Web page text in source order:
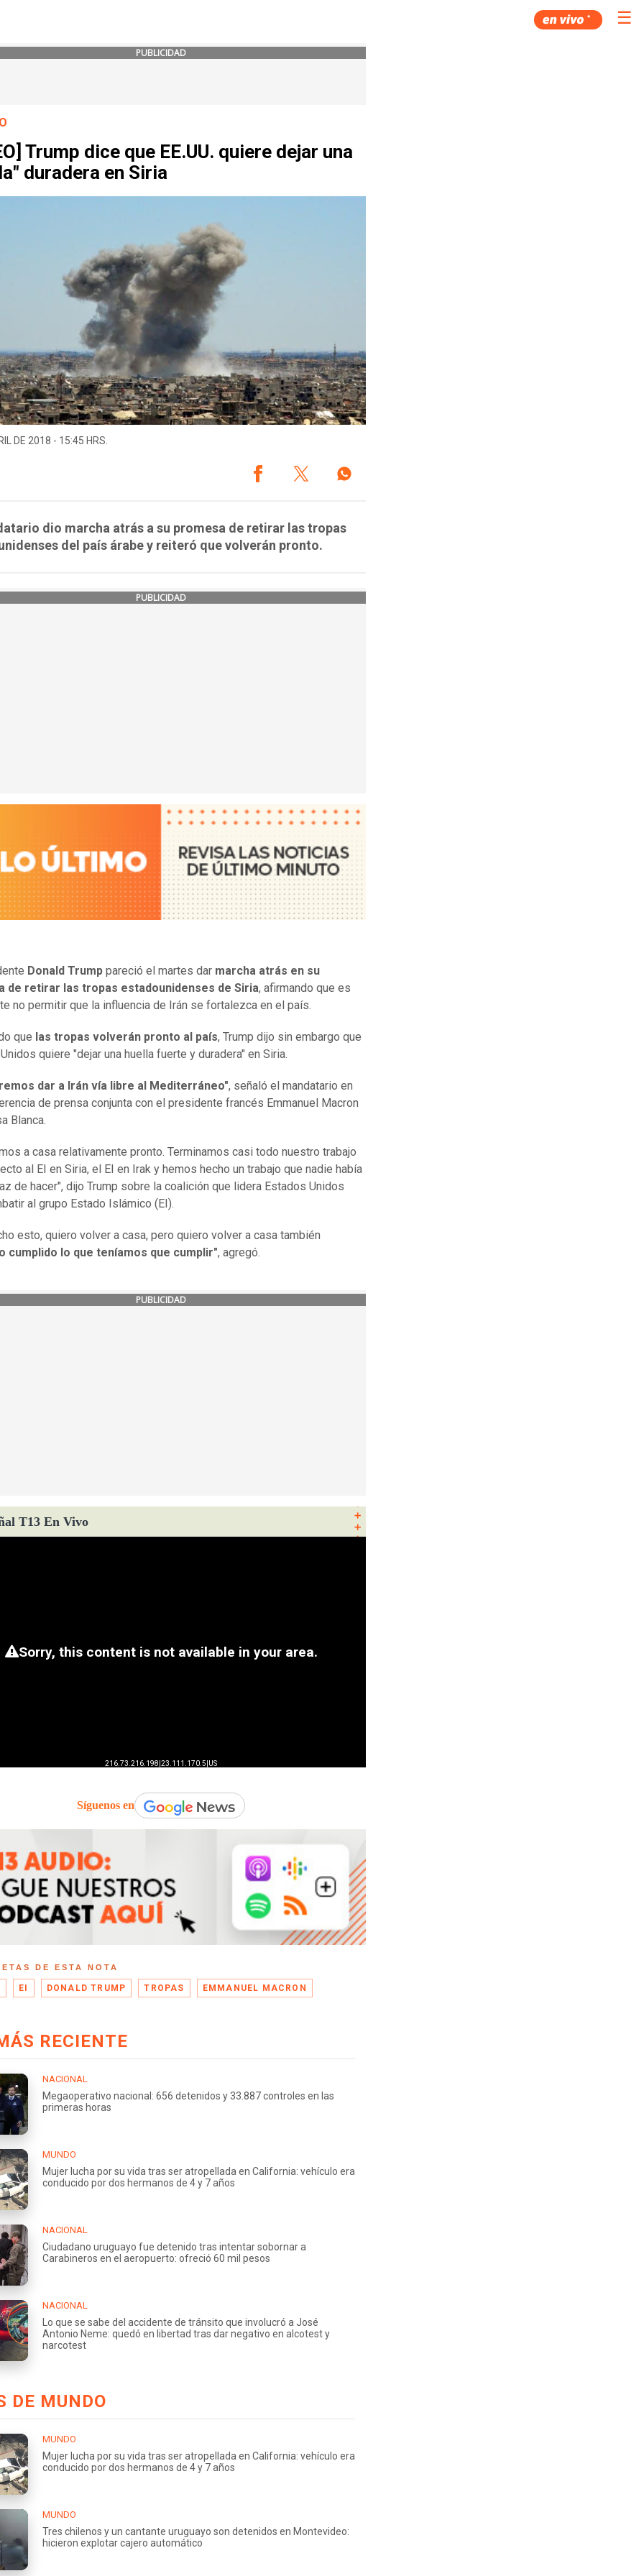
☰
PUBLICIDAD
Trump dice que EE.UU. quiere dejar una
duradera en Siria
DE 2018 - 15:45 HRS.
dio marcha atrás a su promesa de retirar las tropas
del país árabe y reiteró que volverán pronto.
PUBLICIDAD
Donald Trump pareció el martes dar marcha atrás en su
de retirar las tropas estadounidenses de Siria, afirmando que es
no permitir que la influencia de Irán se fortalezca en el país.
que las tropas volverán pronto al país, Trump dijo sin embargo que
quiere "dejar una huella fuerte y duradera" en Siria.
dar a Irán vía libre al Mediterráneo", señaló el mandatario en
de prensa conjunta con el presidente francés Emmanuel Macron
Blanca.
a casa relativamente pronto. Terminamos casi todo nuestro trabajo
al EI en Siria, el EI en Irak y hemos hecho un trabajo que nadie había
de hacer", dijo Trump sobre la coalición que lidera Estados Unidos
al grupo Estado Islámico (EI).
esto, quiero volver a casa, pero quiero volver a casa también
cumplido lo que teníamos que cumplir", agregó.
PUBLICIDAD
T13 En Vivo
Síguenos en
DE ESTA NOTA
EI DONALD TRUMP TROPAS EMMANUEL MACRON
RECIENTE
NACIONAL
Megaoperativo nacional: 656 detenidos y 33.887 controles en las
primeras horas
MUNDO
Mujer lucha por su vida tras ser atropellada en California: vehículo era
conducido por dos hermanos de 4 y 7 años
NACIONAL
Ciudadano uruguayo fue detenido tras intentar sobornar a
Carabineros en el aeropuerto: ofreció 60 mil pesos
NACIONAL
Lo que se sabe del accidente de tránsito que involucró a José
Antonio Neme: quedó en libertad tras dar negativo en alcotest y
narcotest
DE MUNDO
MUNDO
Mujer lucha por su vida tras ser atropellada en California: vehículo era
conducido por dos hermanos de 4 y 7 años
MUNDO
Tres chilenos y un cantante uruguayo son detenidos en Montevideo:
hicieron explotar cajero automático